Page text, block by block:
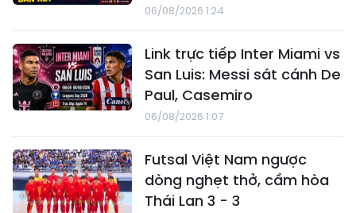
06/08/2026 1:24
Link trực tiếp Inter Miami vs
San Luis: Messi sát cánh De
Paul, Casemiro
06/08/2026 1:07
Futsal Việt Nam ngược
dòng nghẹt thở, cầm hòa
Thái Lan 3 - 3